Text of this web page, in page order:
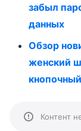
забыл
данных
Обзор
женский
Контент